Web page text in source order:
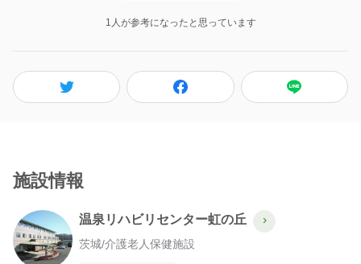
1人が参考になったと思っています
施設情報
温泉リハビリセンター虹の丘
茨城/介護老人保健施設